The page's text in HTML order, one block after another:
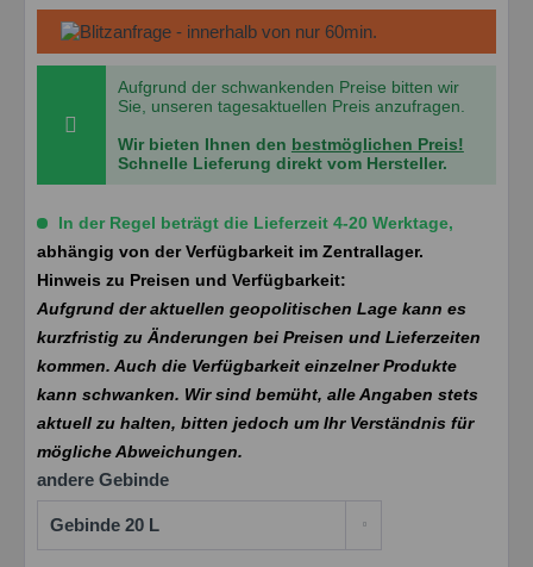
Aufgrund der schwankenden Preise bitten wir
Sie, unseren tagesaktuellen Preis anzufragen.
Wir bieten Ihnen den bestmöglichen Preis!
Schnelle Lieferung direkt vom Hersteller.
In der Regel beträgt die Lieferzeit 4-20 Werktage,
abhängig von der Verfügbarkeit im Zentrallager.
Hinweis zu Preisen und Verfügbarkeit:
Aufgrund der aktuellen geopolitischen Lage kann es
kurzfristig zu Änderungen bei Preisen und Lieferzeiten
kommen. Auch die Verfügbarkeit einzelner Produkte
kann schwanken. Wir sind bemüht, alle Angaben stets
aktuell zu halten, bitten jedoch um Ihr Verständnis für
mögliche Abweichungen.
andere Gebinde